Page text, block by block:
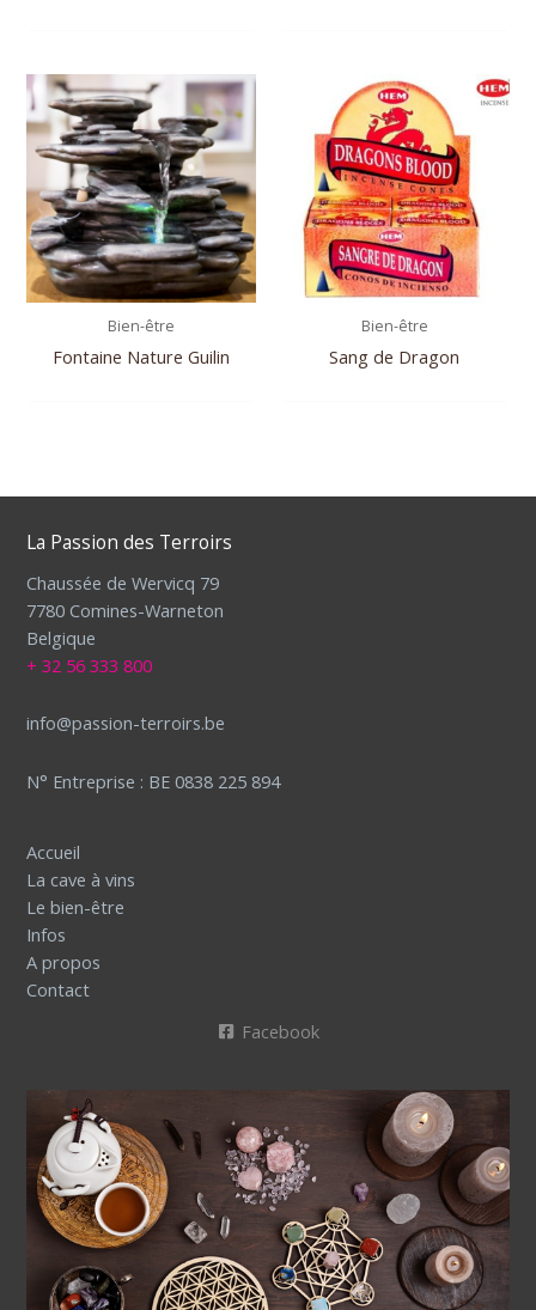
Bien-être
Fontaine Nature Guilin
Bien-être
Sang de Dragon
La Passion des Terroirs
Chaussée de Wervicq 79
7780 Comines-Warneton
Belgique
+ 32 56 333 800
info@passion-terroirs.be
N° Entreprise : BE 0838 225 894
Accueil
La cave à vins
Le bien-être
Infos
A propos
Contact
Facebook